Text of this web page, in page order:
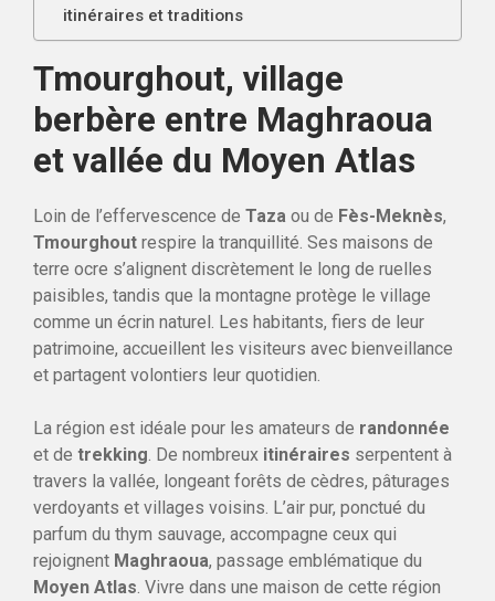
itinéraires et traditions
Tmourghout, village
berbère entre Maghraoua
et vallée du Moyen Atlas
Loin de l’effervescence de Taza ou de Fès-Meknès,
Tmourghout respire la tranquillité. Ses maisons de
terre ocre s’alignent discrètement le long de ruelles
paisibles, tandis que la montagne protège le village
comme un écrin naturel. Les habitants, fiers de leur
patrimoine, accueillent les visiteurs avec bienveillance
et partagent volontiers leur quotidien.
La région est idéale pour les amateurs de randonnée
et de trekking. De nombreux itinéraires serpentent à
travers la vallée, longeant forêts de cèdres, pâturages
verdoyants et villages voisins. L’air pur, ponctué du
parfum du thym sauvage, accompagne ceux qui
rejoignent Maghraoua, passage emblématique du
Moyen Atlas. Vivre dans une maison de cette région